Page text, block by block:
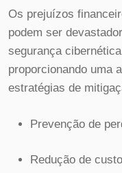
Os prejuízos
podem ser
segurança
proporcionando uma
estratégias de
Prevenção de
Redução de